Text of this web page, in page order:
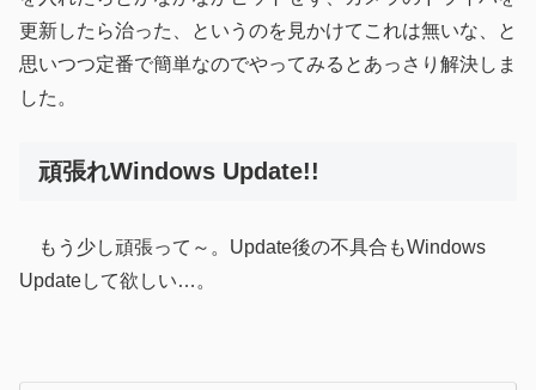
更新したら治った、というのを見かけてこれは無いな、と
思いつつ定番で簡単なのでやってみるとあっさり解決しま
した。
頑張れWindows Update!!
もう少し頑張って～。Update後の不具合もWindows
Updateして欲しい…。